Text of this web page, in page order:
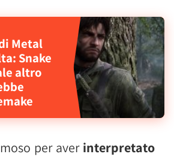
Metal
Snake
altro
per aver interpretato